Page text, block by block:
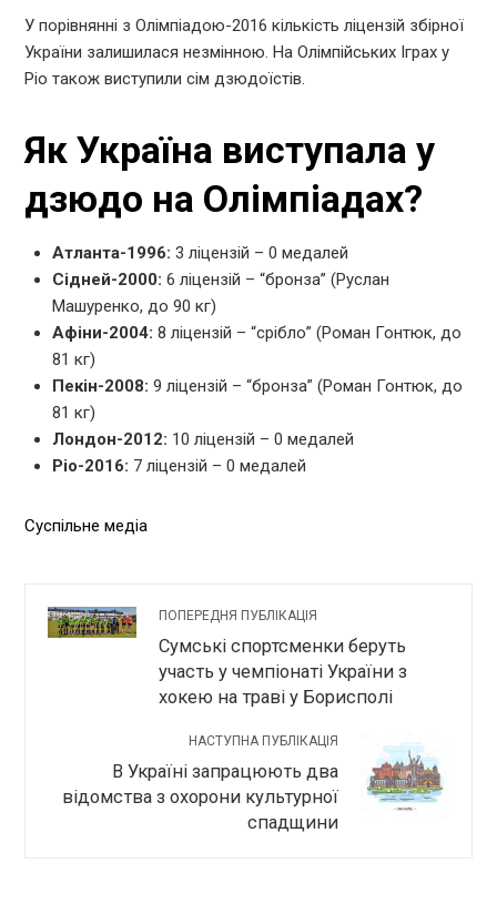
У порівнянні з Олімпіадою-2016 кількість ліцензій збірної
України залишилася незмінною. На Олімпійських Іграх у
Ріо також виступили сім дзюдоїстів.
Як Україна виступала у
дзюдо на Олімпіадах?
Атланта-1996:3 ліцензій – 0 медалей
Сідней-2000: 6 ліцензій – “бронза” (Руслан
Машуренко, до 90 кг)
Афіни-2004:8 ліцензій – “срібло” (Роман Гонтюк, до
81 кг)
Пекін-2008:9 ліцензій – “бронза” (Роман Гонтюк, до
81 кг)
Лондон-2012: 10 ліцензій – 0 медалей
Ріо-2016: 7 ліцензій – 0 медалей
Суспільне медіа
ПОПЕРЕДНЯ ПУБЛІКАЦІЯ
Сумські спортсменки беруть
участь у чемпіонаті України з
хокею на траві у Борисполі
НАСТУПНА ПУБЛІКАЦІЯ
В Україні запрацюють два
відомства з охорони культурної
спадщини